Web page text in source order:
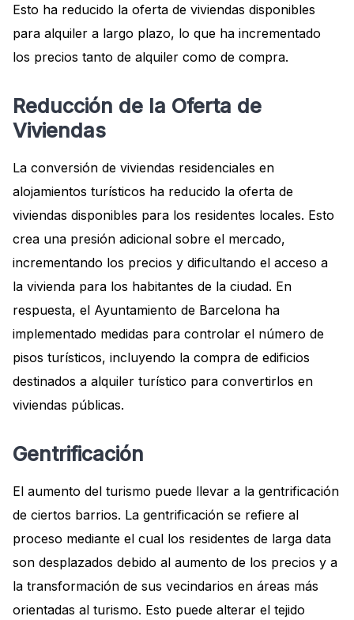
Esto ha reducido la oferta de viviendas disponibles
para alquiler a largo plazo, lo que ha incrementado
los precios tanto de alquiler como de compra.
Reducción de la Oferta de
Viviendas
La conversión de viviendas residenciales en
alojamientos turísticos ha reducido la oferta de
viviendas disponibles para los residentes locales. Esto
crea una presión adicional sobre el mercado,
incrementando los precios y dificultando el acceso a
la vivienda para los habitantes de la ciudad. En
respuesta, el Ayuntamiento de Barcelona ha
implementado medidas para controlar el número de
pisos turísticos, incluyendo la compra de edificios
destinados a alquiler turístico para convertirlos en
viviendas públicas.
Gentrificación
El aumento del turismo puede llevar a la gentrificación
de ciertos barrios. La gentrificación se refiere al
proceso mediante el cual los residentes de larga data
son desplazados debido al aumento de los precios y a
la transformación de sus vecindarios en áreas más
orientadas al turismo. Esto puede alterar el tejido